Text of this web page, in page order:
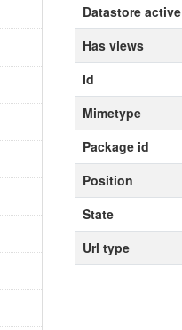
Datastore active
Has views
Id
Mimetype
Package id
Position
State
Url type